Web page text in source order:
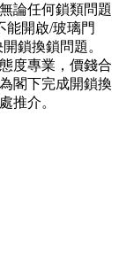
論任何鎖類問題
能開啟/玻璃門
鎖換鎖問題。
度專業，價錢合
閣下完成開鎖換
推介。